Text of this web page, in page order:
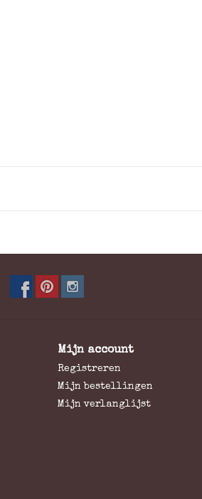
Mijn account
Registreren
Mijn bestellingen
Mijn verlanglijst